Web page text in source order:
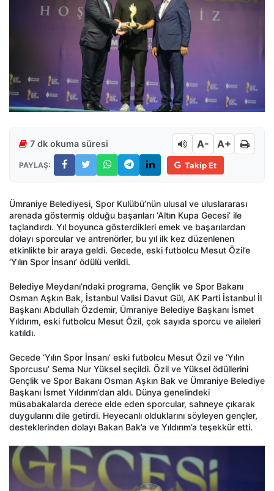
7 dk okuma süresi A- A+
PAYLAŞ: Takip Et
Ümraniye Belediyesi, Spor Kulübü’nün ulusal ve uluslararası
arenada göstermiş olduğu başarıları ‘Altın Kupa Gecesi’ ile
taçlandırdı. Yıl boyunca gösterdikleri emek ve başarılardan
dolayı sporcular ve antrenörler, bu yıl ilk kez düzenlenen
etkinlikte bir araya geldi. Gecede, eski futbolcu Mesut Özil’e
‘Yılın Spor İnsanı’ ödülü verildi.
Belediye Meydanı’ndaki programa, Gençlik ve Spor Bakanı
Osman Aşkın Bak, İstanbul Valisi Davut Gül, AK Parti İstanbul İl
Başkanı Abdullah Özdemir, Ümraniye Belediye Başkanı İsmet
Yıldırım, eski futbolcu Mesut Özil, çok sayıda sporcu ve aileleri
katıldı.
Gecede ‘Yılın Spor İnsanı’ eski futbolcu Mesut Özil ve ‘Yılın
Sporcusu’ Sema Nur Yüksel seçildi. Özil ve Yüksel ödüllerini
Gençlik ve Spor Bakanı Osman Aşkın Bak ve Ümraniye Belediye
Başkanı İsmet Yıldırım’dan aldı. Dünya genelindeki
müsabakalarda derece elde eden sporcular, sahneye çıkarak
duygularını dile getirdi. Heyecanlı olduklarını söyleyen gençler,
desteklerinden dolayı Bakan Bak’a ve Yıldırım’a teşekkür etti.